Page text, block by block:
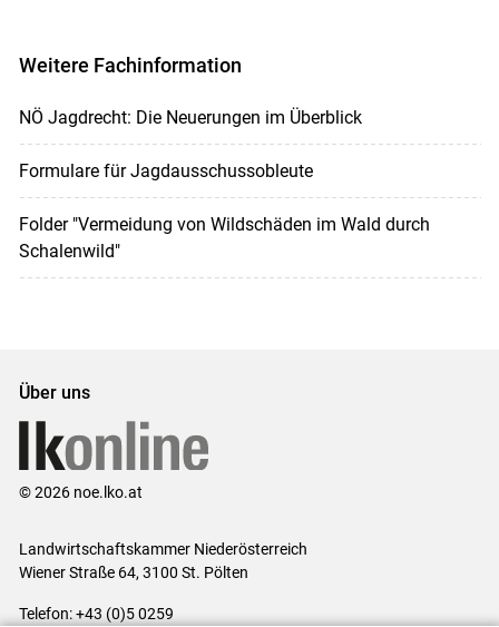
Weitere Fachinformation
NÖ Jagdrecht: Die Neuerungen im Überblick
Formulare für Jagdausschussobleute
Folder "Vermeidung von Wildschäden im Wald durch
Schalenwild"
Über uns
© 2026 noe.lko.at
Landwirtschaftskammer Niederösterreich
Wiener Straße 64, 3100 St. Pölten
Telefon: +43 (0)5 0259